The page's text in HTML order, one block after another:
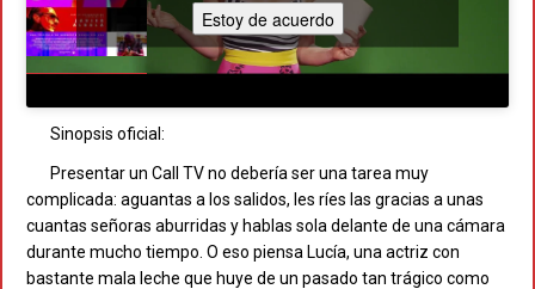
Estoy de acuerdo
Sinopsis oficial:
Presentar un Call TV no debería ser una tarea muy
complicada: aguantas a los salidos, les ríes las gracias a unas
cuantas señoras aburridas y hablas sola delante de una cámara
durante mucho tiempo. O eso piensa Lucía, una actriz con
bastante mala leche que huye de un pasado tan trágico como